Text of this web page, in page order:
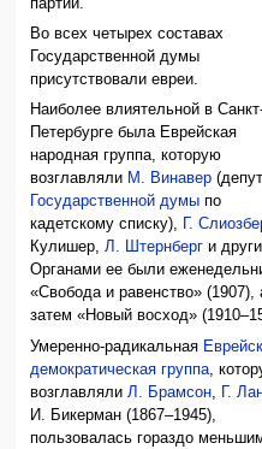
Во всех четырех составах
Государственной думы
присутствовали евреи.
Наиболее влиятельной в
Петербурге была Еврейская
народная группа, которую
возглавляли М. Винавер
Государственной думы по
кадетскому списку),
Г.
Кулишер,Л. Штернберг и
Органами ее были
«Свобода и равенство» (1907),
затем «Новый восход»
Умеренно-радикальная
демократическая группа ,
возглавляли Л. Брамсон Г.
И. Бикерман (1867–1945),
пользовалась гораздо